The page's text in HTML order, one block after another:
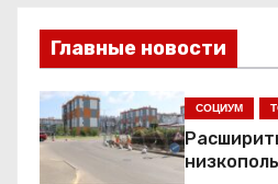
в
и
г
а
Главные новости
СОЦИУМ